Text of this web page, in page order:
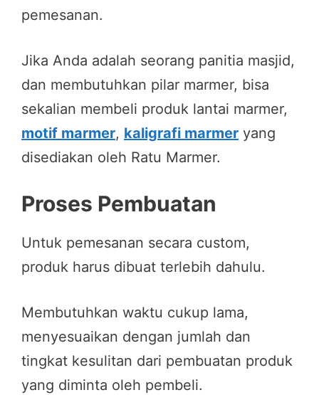
pemesanan.
Jika Anda adalah seorang panitia masjid,
dan membutuhkan pilar marmer, bisa
sekalian membeli produk lantai marmer,
motif marmer, kaligrafi marmer yang
disediakan oleh Ratu Marmer.
Proses Pembuatan
Untuk pemesanan secara custom,
produk harus dibuat terlebih dahulu.
Membutuhkan waktu cukup lama,
menyesuaikan dengan jumlah dan
tingkat kesulitan dari pembuatan produk
yang diminta oleh pembeli.